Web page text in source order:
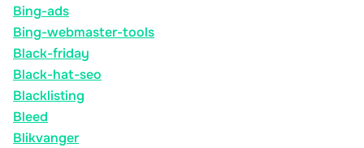
Bing-ads
Bing-webmaster-tools
Black-friday
Black-hat-seo
Blacklisting
Bleed
Blikvanger